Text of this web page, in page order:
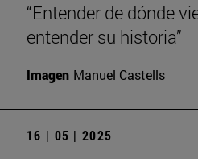
“Entender de dónde
entender su historia”
Imagen Manuel Castells
16 | 05 | 2025